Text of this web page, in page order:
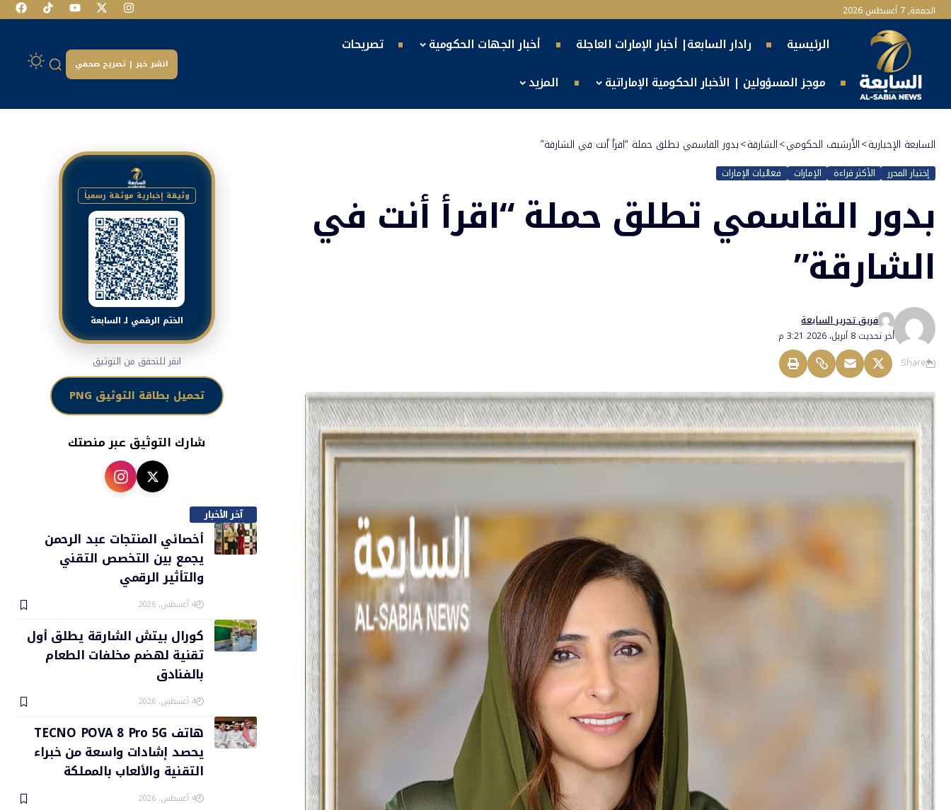
الجمعة, 7 أغسطس 2026
الرئيسية رادار السابعة| أخبار الإمارات العاجلة أخبار الجهات الحكومية
تصريحات
موجز المسؤولين | الأخبار الحكومية الإماراتية
المزيد
انشر خبر | تصريح صحفي
السابعة الإخبارية>الأرشيف الحكومي>الشارقة>بدور القاسمي تطلق حملة “اقرأ أنت في الشارقة”
إختيار المحرر الأكثر قراءة الإمارات فعاليات الإمارات
بدور القاسمي تطلق حملة “اقرأ أنت في
الشارقة”
أخر تحديث 8 أبريل، 2026 3:21 م
فريق تحرير السابعة
Share
وثيقة إخبارية موثقة رسمياً
الختم الرقمي لـ السابعة
انقر للتحقق من التوثيق
تحميل بطاقة التوثيق PNG
شارك التوثيق عبر منصتك
آخر الأخبار
أخصائي المنتجات عبد الرحمن
يجمع بين التخصص التقني
والتأثير الرقمي
4 أغسطس، 2026
كورال بيتش الشارقة يطلق أول
تقنية لهضم مخلفات الطعام
بالفنادق
4 أغسطس، 2026
هاتف TECNO POVA 8 Pro 5G
يحصد إشادات واسعة من خبراء
التقنية والألعاب بالمملكة
4 أغسطس، 2026